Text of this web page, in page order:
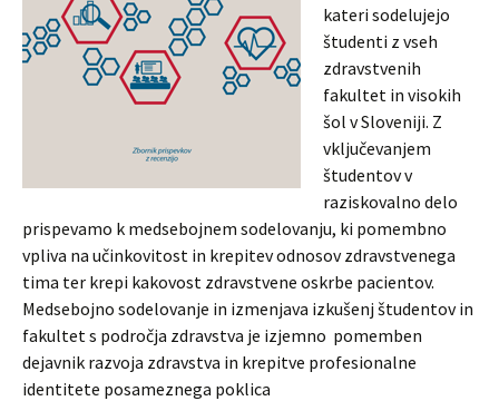
kateri sodelujejo
študenti z vseh
zdravstvenih
fakultet in visokih
šol v Sloveniji. Z
vključevanjem
študentov v
raziskovalno delo
prispevamo k medsebojnem sodelovanju, ki pomembno
vpliva na učinkovitost in krepitev odnosov zdravstvenega
tima ter krepi kakovost zdravstvene oskrbe pacientov.
Medsebojno sodelovanje in izmenjava izkušenj študentov in
fakultet s področja zdravstva je izjemno pomemben
dejavnik razvoja zdravstva in krepitve profesionalne
identitete posameznega poklica